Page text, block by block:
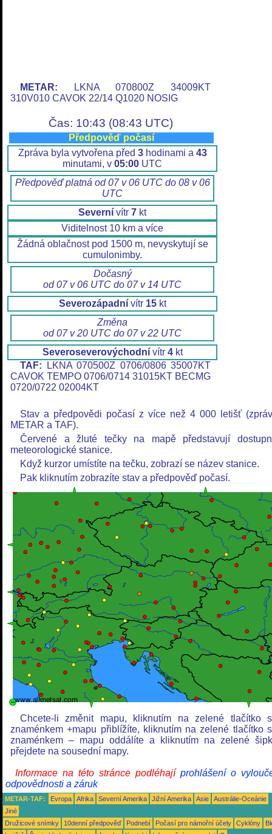
METAR: LKNA 070800Z 34009KT
310V010 CAVOK 22/14 Q1020 NOSIG
Čas: 10:43 (08:43 UTC)
Předpověď počasí
Zpráva byla vytvořena před 3hodinami a 43
minutami, v 05:00 UTC
Předpověď platná od 07 v 06 UTC do 08 v 06
UTC
Severní vítr 7 kt
Viditelnost 10 km a více
Žádná oblačnost pod 1500 m, nevyskytují se
cumulonimby.
Dočasný
od 07 v 06 UTC do 07 v 14 UTC
Severozápadnívítr 15kt
Změna
od 07 v 20 UTC do 07 v 22 UTC
Severoseverovýchodnívítr 4kt
TAF: LKNA 070500Z 0706/0806 35007KT
CAVOK TEMPO 0706/0714 31015KT BECMG
0720/0722 02004KT
Stav a předpovědi počasí z více než 4 000 letišť
METAR a TAF).
Červené a žluté tečky na mapě představují
meteorologické stanice.
Když kurzor umístíte na tečku, zobrazí se název stanice.
Pak kliknutím zobrazíte stav a předpověď počasí.
Chcete-li změnit mapu, kliknutím na zelené tlačítko
znaménkem +mapu přiblížíte, kliknutím na zelené tlačítko
znaménkem – mapu oddálíte a kliknutím na zelené
přejdete na sousední mapy.
Informace na této stránce podléhají prohlášení o
odpovědnosti a záruk
METAR-TAF: Evropa Afrika Severní Amerika Jižní Amerika Asie
Austrálie-Oceánie
Jiné
Družicové snímky
10denní předpověď Podnebí Počasí pro námořní účely Cyklóny